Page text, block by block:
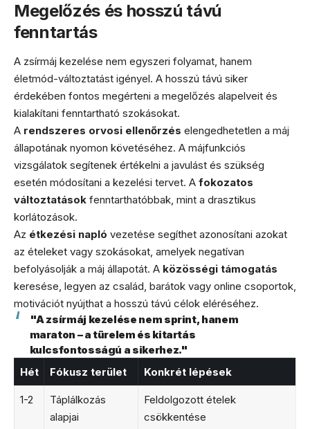
Megelőzés és hosszú távú
fenntartás
A zsírmáj kezelése nem egyszeri folyamat, hanem
életmód-változtatást igényel. A hosszú távú siker
érdekében fontos megérteni a megelőzés alapelveit és
kialakítani fenntartható szokásokat.
A rendszeres orvosi ellenőrzés elengedhetetlen a máj
állapotának nyomon követéséhez. A májfunkciós
vizsgálatok segítenek értékelni a javulást és szükség
esetén módosítani a kezelési tervet. A fokozatos
változtatások fenntarthatóbbak, mint a drasztikus
korlátozások.
Az étkezési napló vezetése segíthet azonosítani azokat
az ételeket vagy szokásokat, amelyek negatívan
befolyásolják a máj állapotát. A közösségi támogatás
keresése, legyen az család, barátok vagy online csoportok,
motivációt nyújthat a hosszú távú célok eléréséhez.
"A zsírmáj kezelése nem sprint, hanem
maraton – a türelem és kitartás
kulcsfontosságú a sikerhez."
Hét
Fókusz terület Konkrét lépések
1-2
Táplálkozás
alapjai
Feldolgozott ételek
csökkentése